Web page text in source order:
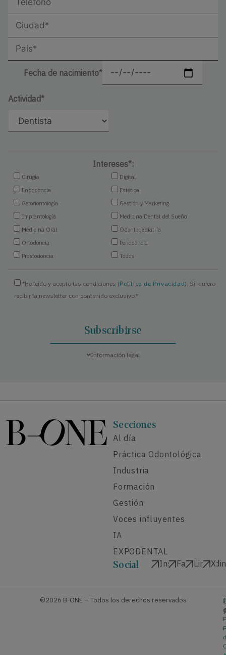
Fecha de nacimiento*
Actividad*
Intereses*:
Cirugía
Digital
Endodoncia
Estética
Gerodontología
Gestión y Marketing
Implantología
Medicina Dental del Sueño
Medicina Oral
Odontopediatría
Ortodoncia
Periodoncia
Prostodoncia
Todos
*He leído y acepto las condiciones (Política de Privacidad). Sí, quiero
recibir la newsletter con contenido exclusivo.*
Información legal
Secciones
Al día
Práctica Odontológica
Industria
Formación
Gestión
Voces influyentes
IA
EXPODENTAL
Social Instagram
Facebook
X
©2026 B-ONE – Todos los derechos reservados